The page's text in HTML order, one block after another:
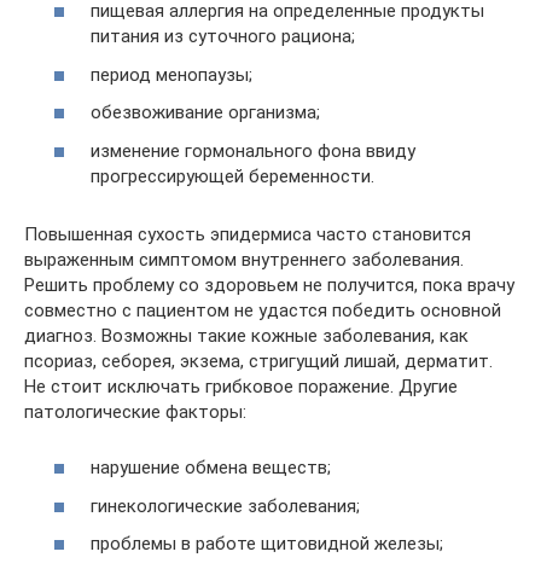
пищевая аллергия на определенные продукты
питания из суточного рациона;
период менопаузы;
обезвоживание организма;
изменение гормонального фона ввиду
прогрессирующей беременности.
Повышенная сухость эпидермиса часто становится
выраженным симптомом внутреннего заболевания.
Решить проблему со здоровьем не получится, пока врачу
совместно с пациентом не удастся победить основной
диагноз. Возможны такие кожные заболевания, как
псориаз, себорея, экзема, стригущий лишай, дерматит.
Не стоит исключать грибковое поражение. Другие
патологические факторы:
нарушение обмена веществ;
гинекологические заболевания;
проблемы в работе щитовидной железы;